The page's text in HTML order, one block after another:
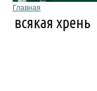
Вы здесь
Главная
всякая хрень